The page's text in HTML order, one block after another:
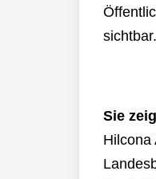
sichtbar.
Sie
Hilcona